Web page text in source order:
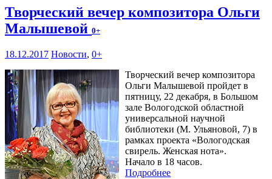
Творческий вечер композитора Ольги
Малышевой 0+
18.12.2017 Новости, 0+
Творческий вечер композитора
Ольги Малышевой пройдет в
пятницу, 22 декабря, в Большом
зале Вологодской областной
универсальной научной
библиотеки (М. Ульяновой, 7) в
рамках проекта «Вологодская
свирель. Женская нота».
Начало в 18 часов.
Подробнее